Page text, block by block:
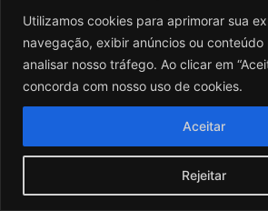
Utilizamos cookies para aprimorar sua
navegação, exibir anúncios ou conteúdo
analisar nosso tráfego. Ao clicar em
concorda com nosso uso de cookies.
Rejeitar
Aceitar
Presente para
09 Dicas e
Diferentes para
Presentear
Porleocrezende